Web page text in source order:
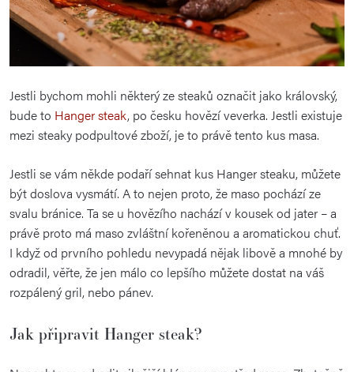
Jestli bychom mohli některý ze steaků označit jako královský,
bude to Hanger steak, po česku hovězí veverka. Jestli existuje
mezi steaky podpultové zboží, je to právě tento kus masa.
Jestli se vám někde podaří sehnat kus Hanger steaku, můžete
být doslova vysmátí. A to nejen proto, že maso pochází ze
svalu bránice. Ta se u hovězího nachází v kousek od jater – a
právě proto má maso zvláštní kořeněnou a aromatickou chuť.
I když od prvního pohledu nevypadá nějak libově a mnohé by
odradil, věřte, že jen málo co lepšího můžete dostat na váš
rozpálený gril, nebo pánev.
Jak připravit Hanger steak?